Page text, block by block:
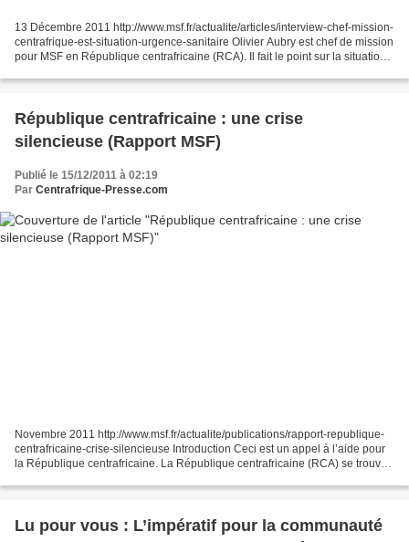
13 Décembre 2011 http://www.msf.fr/actualite/articles/interview-chef-mission-
centrafrique-est-situation-urgence-sanitaire Olivier Aubry est chef de mission
pour MSF en République centrafricaine (RCA). Il fait le point sur la situation
République centrafricaine : une crise
silencieuse (Rapport MSF)
Publié le 15/12/2011 à 02:19
Par Centrafrique-Presse.com
Novembre 2011 http://www.msf.fr/actualite/publications/rapport-republique-
centrafricaine-crise-silencieuse Introduction Ceci est un appel à l’aide pour
la République centrafricaine. La République centrafricaine (RCA) se trouve
Lu pour vous : L’impératif pour la communauté